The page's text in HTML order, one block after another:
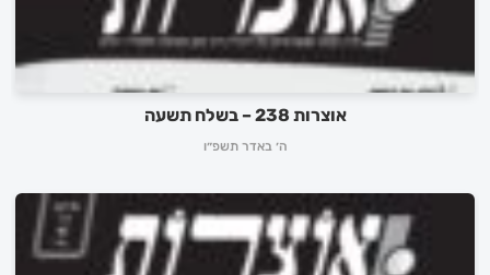
אוצרות 238 – בשלח תשעה
ה׳ באדר תשפ״ו